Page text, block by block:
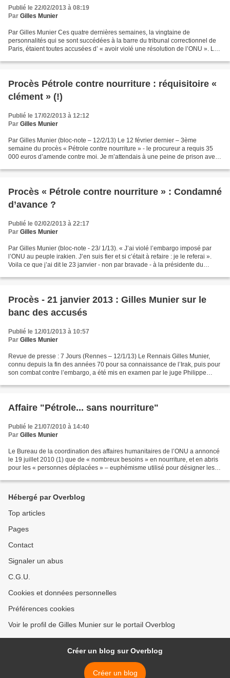
Publié le 22/02/2013 à 08:19
Par Gilles Munier
Par Gilles Munier Ces quatre dernières semaines, la vingtaine de
personnalités qui se sont succédées à la barre du tribunal correctionnel de
Paris, étaient toutes accusées d’ « avoir violé une résolution de l’ONU ». Le
Procès Pétrole contre nourriture : réquisitoire «
clément » (!)
Publié le 17/02/2013 à 12:12
Par Gilles Munier
Par Gilles Munier (bloc-note – 12/2/13) Le 12 février dernier – 3ème
semaine du procès « Pétrole contre nourriture » - le procureur a requis 35
000 euros d’amende contre moi. Je m’attendais à une peine de prison avec
Procès « Pétrole contre nourriture » : Condamné
d’avance ?
Publié le 02/02/2013 à 22:17
Par Gilles Munier
Par Gilles Munier (bloc-note - 23/ 1/13). « J’ai violé l’embargo imposé par
l’ONU au peuple irakien. J’en suis fier et si c’était à refaire : je le referai ».
Voila ce que j’ai dit le 23 janvier - non par bravade - à la présidente du
Procès - 21 janvier 2013 : Gilles Munier sur le
banc des accusés
Publié le 12/01/2013 à 10:57
Par Gilles Munier
Revue de presse : 7 Jours (Rennes – 12/1/13) Le Rennais Gilles Munier,
connu depuis la fin des années 70 pour sa connaissance de l’Irak, puis pour
son combat contre l’embargo, a été mis en examen par le juge Philippe
Affaire "Pétrole... sans nourriture"
Publié le 21/07/2010 à 14:40
Par Gilles Munier
Le Bureau de la coordination des affaires humanitaires de l’ONU a annoncé
le 19 juillet 2010 (1) que de « nombreux besoins » en nourriture, et en abris
pour les « personnes déplacées » – euphémisme utilisé pour désigner les
Hébergé par Overblog
Top articles
Pages
Contact
Signaler un abus
C.G.U.
Cookies et données personnelles
Préférences cookies
Voir le profil de Gilles Munier sur le portail Overblog
Créer un blog sur Overblog
Créer un blog